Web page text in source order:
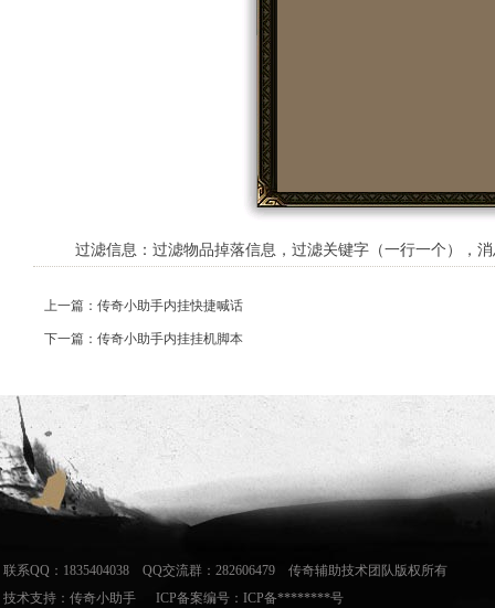
过滤信息：过滤物品掉落信息，过滤关键字（一行一个），消
上一篇：传奇小助手内挂快捷喊话
下一篇：传奇小助手内挂挂机脚本
联系QQ：1835404038 QQ交流群：282606479 传奇辅助技术团队版权所有
技术支持： 传奇小助手 ICP备案编号：ICP备********号